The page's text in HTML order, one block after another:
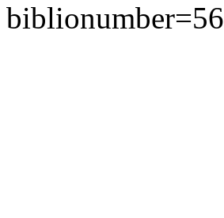
biblionumber=56